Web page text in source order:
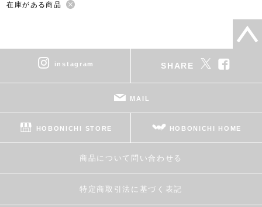
在庫がある商品
instagram SHARE
MAIL
HOBONICHI STORE HOBONICHI HOME
商品について問い合わせる
特定商取引法に基づく表記